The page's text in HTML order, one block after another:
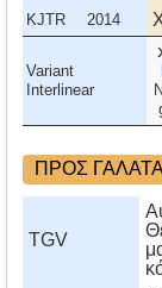
KJTR 2014
Variant
Interlinear
ΠΡΟΣ
TGV